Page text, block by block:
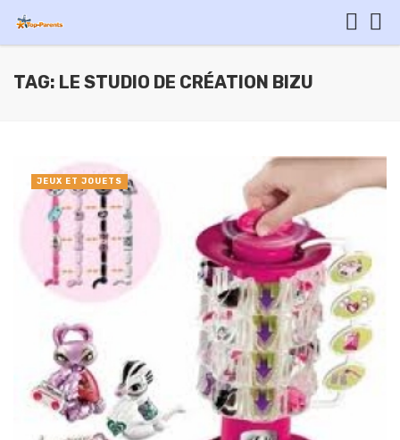
TAG: LE STUDIO DE CRÉATION BIZU
JEUX ET JOUETS